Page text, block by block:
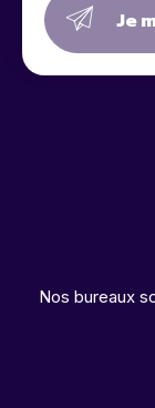
Je
Nos bureaux